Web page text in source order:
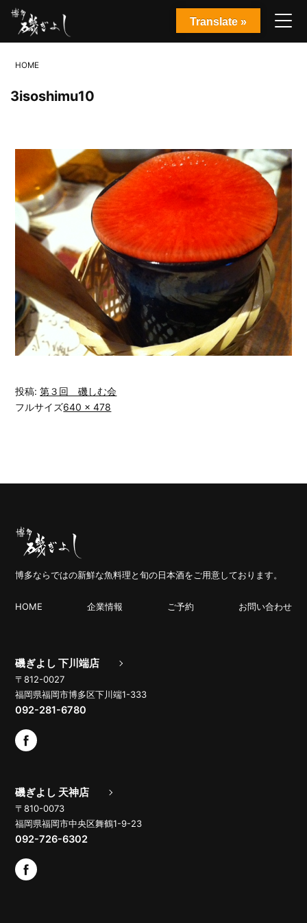
HOME
3isoshimu10
投稿:第３回 磯しむ会
フルサイズ640 × 478
博多ならではの新鮮な魚料理と旬の日本酒をご用意しております。
HOME 企業情報 ご予約 お問い合わせ
磯ぎよし 下川端店
〒812-0027
福岡県福岡市博多区下川端1-333
092-281-6780
磯ぎよし 天神店
〒810-0073
福岡県福岡市中央区舞鶴1-9-23
092-726-6302
Translate »